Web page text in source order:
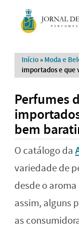
Início » Moda e
importados e que
Perfumes
bem
O catálogo da
variedade de
desde o
assim, alguns
as